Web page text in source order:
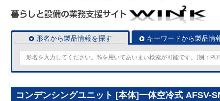
形名から製品情報を探す キーワードから製品情
コンデンシングユニット [本体]一体空冷式 AFSV-